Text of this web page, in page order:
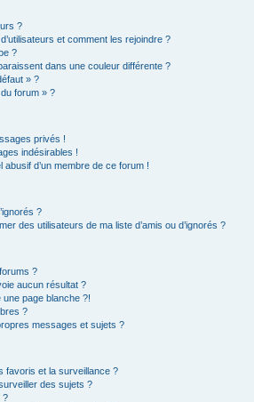
?
et comment les rejoindre ?
?
dans une couleur différente ?
» ?
du forum » ?
privés !
indésirables !
d’un membre de ce forum !
?
des utilisateurs de ma liste d’amis ou d’ignorés ?
?
aucun résultat ?
page blanche ?!
?
messages et sujets ?
favoris et la surveillance ?
des sujets ?
?